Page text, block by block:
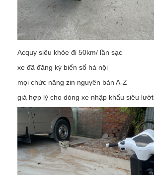
Acquy siêu khỏe đi 50km/ lần sạc
xe đã đăng ký biển số hà nội
mọi chức năng zin nguyên bản A-Z
giá hợp lý cho dòng xe nhập khẩu siêu lướt